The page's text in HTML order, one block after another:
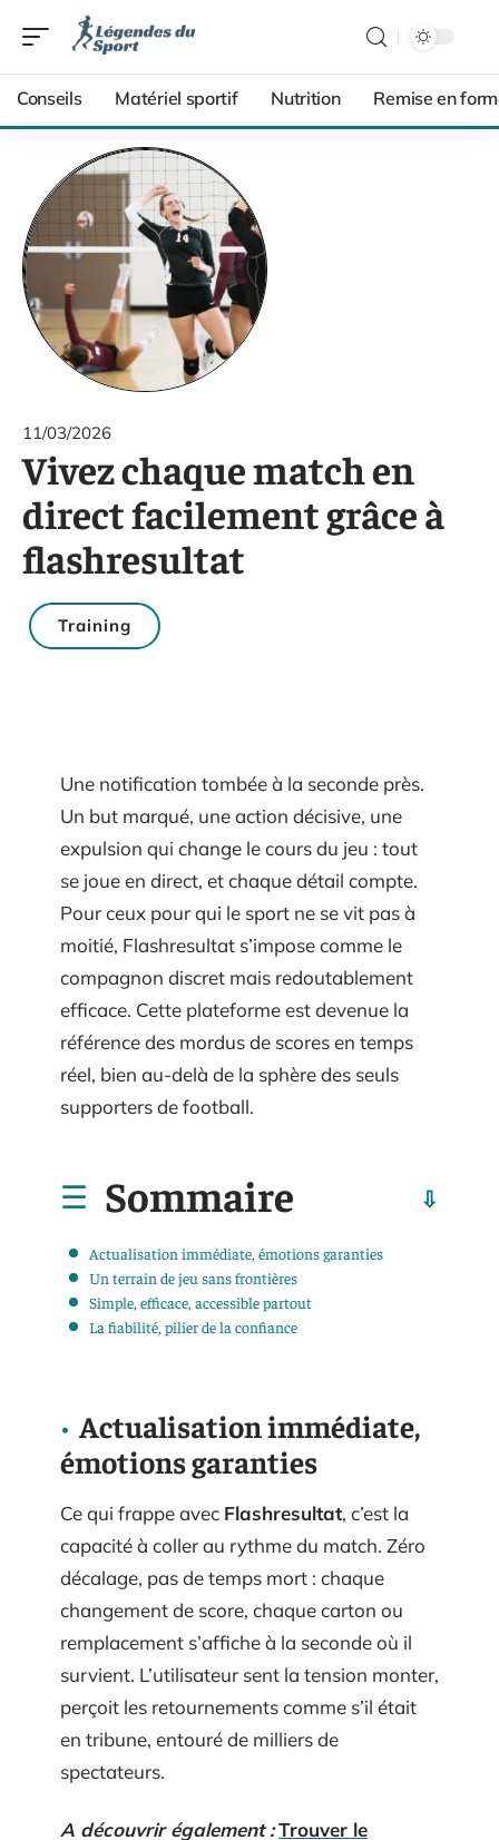
Conseils Matériel sportif Nutrition Remise en
11/03/2026
Vivez chaque match en
direct facilement grâce à
flashresultat
Training
Une notification tombée à la seconde près.
Un but marqué, une action décisive, une
expulsion qui change le cours du jeu : tout
se joue en direct, et chaque détail compte.
Pour ceux pour qui le sport ne se vit pas à
moitié, Flashresultat s’impose comme le
compagnon discret mais redoutablement
efficace. Cette plateforme est devenue la
référence des mordus de scores en temps
réel, bien au-delà de la sphère des seuls
supporters de football.
Sommaire
Actualisation immédiate, émotions garanties
Un terrain de jeu sans frontières
Simple, efficace, accessible partout
La fiabilité, pilier de la confiance
Actualisation immédiate,
émotions garanties
Ce qui frappe avec Flashresultat, c’est la
capacité à coller au rythme du match. Zéro
décalage, pas de temps mort : chaque
changement de score, chaque carton ou
remplacement s’affiche à la seconde où il
survient. L’utilisateur sent la tension monter,
perçoit les retournements comme s’il était
en tribune, entouré de milliers de
spectateurs.
A découvrir également :Trouver le